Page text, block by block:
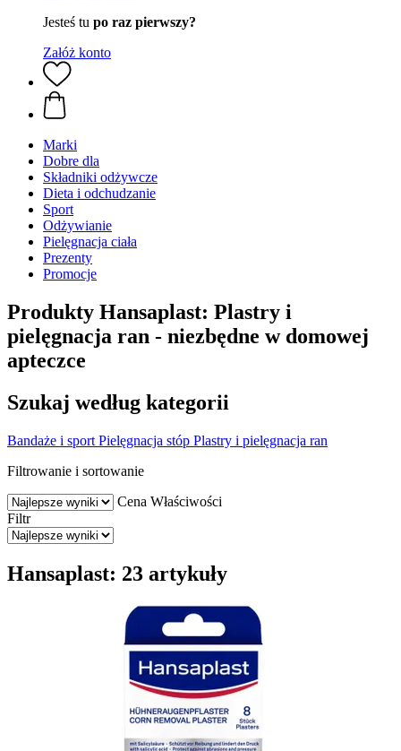
Jesteś tu po raz pierwszy?
Załóż konto
Marki
Dobre dla
Składniki odżywcze
Dieta i odchudzanie
Sport
Odżywianie
Pielęgnacja ciała
Prezenty
Promocje
Produkty Hansaplast: Plastry i
pielęgnacja ran - niezbędne w domowej
apteczce
Szukaj według kategorii
Bandaże i sport Pielęgnacja stóp Plastry i pielęgnacja ran
Filtrowanie i sortowanie
Cena Właściwości
Filtr
Hansaplast: 23 artykuły